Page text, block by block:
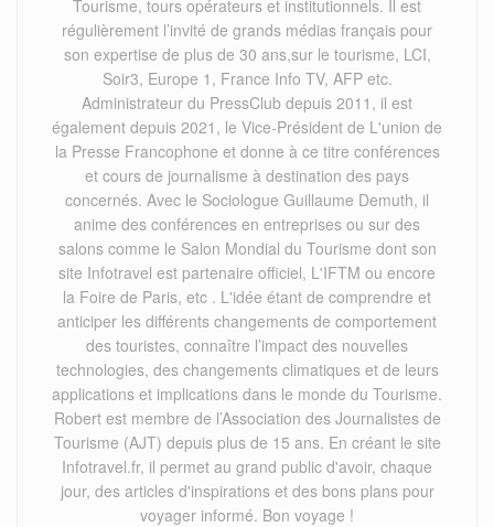
Tourisme, tours opérateurs et institutionnels. Il est
régulièrement l’invité de grands médias français pour
son expertise de plus de 30 ans,sur le tourisme, LCI,
Soir3, Europe 1, France Info TV, AFP etc.
Administrateur du PressClub depuis 2011, il est
également depuis 2021, le Vice-Président de L'union de
la Presse Francophone et donne à ce titre conférences
et cours de journalisme à destination des pays
concernés. Avec le Sociologue Guillaume Demuth, il
anime des conférences en entreprises ou sur des
salons comme le Salon Mondial du Tourisme dont son
site Infotravel est partenaire officiel, L'IFTM ou encore
la Foire de Paris, etc . L'idée étant de comprendre et
anticiper les différents changements de comportement
des touristes, connaître l’impact des nouvelles
technologies, des changements climatiques et de leurs
applications et implications dans le monde du Tourisme.
Robert est membre de l’Association des Journalistes de
Tourisme (AJT) depuis plus de 15 ans. En créant le site
Infotravel.fr, il permet au grand public d'avoir, chaque
jour, des articles d'inspirations et des bons plans pour
voyager informé. Bon voyage !